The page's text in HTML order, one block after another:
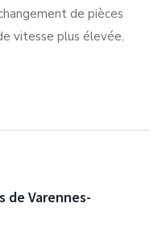
de pièces
vitesse plus élevée.
de Varennes-